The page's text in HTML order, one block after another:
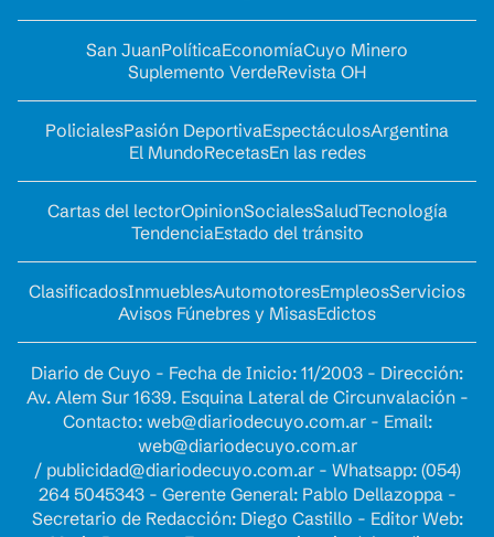
San JuanPolíticaEconomíaCuyo Minero
Suplemento VerdeRevista OH
PolicialesPasión DeportivaEspectáculosArgentina
El MundoRecetasEn las redes
Cartas del lectorOpinionSocialesSaludTecnología
TendenciaEstado del tránsito
ClasificadosInmueblesAutomotoresEmpleosServicios
Avisos Fúnebres y MisasEdictos
Diario de Cuyo - Fecha de Inicio: 11/2003 - Dirección:
Av. Alem Sur 1639. Esquina Lateral de Circunvalación -
Contacto: web@diariodecuyo.com.ar- Email:
web@diariodecuyo.com.ar
/ publicidad@diariodecuyo.com.ar- Whatsapp: (054)
264 5045343 - Gerente General: Pablo Dellazoppa -
Secretario de Redacción: Diego Castillo - Editor Web: